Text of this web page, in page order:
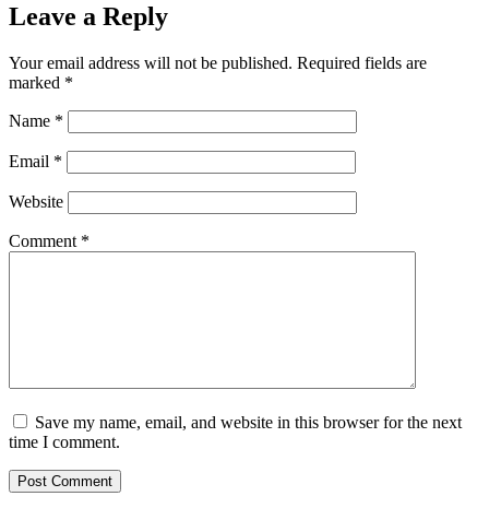
Leave a Reply
Your email address will not be published. Required fields are
marked *
Name *
Email *
Website
Comment *
Save my name, email, and website in this browser for the next
time I comment.